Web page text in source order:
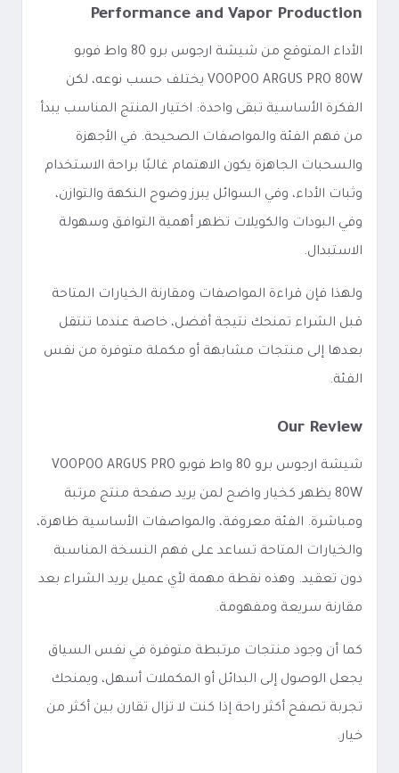
Performance and Vapor Production
الأداء المتوقع من شيشة ارجوس برو 80 واط فوبو
VOOPOO ARGUS PRO 80W يختلف حسب نوعه، لكن
الفكرة الأساسية تبقى واحدة: اختيار المنتج المناسب يبدأ
من فهم الفئة والمواصفات الصحيحة. في الأجهزة
والسحبات الجاهزة يكون الاهتمام غالبًا براحة الاستخدام
وثبات الأداء، وفي السوائل يبرز وضوح النكهة والتوازن،
وفي البودات والكويلات تظهر أهمية التوافق وسهولة
الاستبدال.
ولهذا فإن قراءة المواصفات ومقارنة الخيارات المتاحة
قبل الشراء تمنحك نتيجة أفضل، خاصة عندما تنتقل
بعدها إلى منتجات مشابهة أو مكملة متوفرة من نفس
الفئة.
Our Review
شيشة ارجوس برو 80 واط فوبو VOOPOO ARGUS PRO
80W يظهر كخيار واضح لمن يريد صفحة منتج مرتبة
ومباشرة. الفئة معروفة، والمواصفات الأساسية ظاهرة،
والخيارات المتاحة تساعد على فهم النسخة المناسبة
دون تعقيد. وهذه نقطة مهمة لأي عميل يريد الشراء بعد
مقارنة سريعة ومفهومة.
كما أن وجود منتجات مرتبطة متوفرة في نفس السياق
يجعل الوصول إلى البدائل أو المكملات أسهل، ويمنحك
تجربة تصفح أكثر راحة إذا كنت لا تزال تقارن بين أكثر من
خيار.